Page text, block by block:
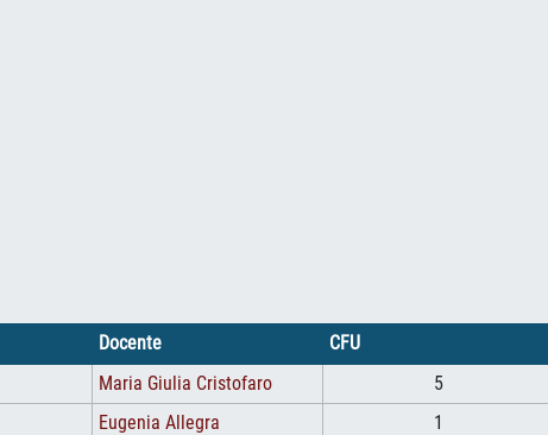
Docente
CFU
Maria Giulia Cristofaro
5
Eugenia Allegra
1